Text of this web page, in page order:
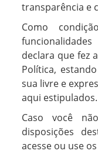
transparência e
Como
declara que fez
Política,
sua livre e
aqui estipulados.
Caso você
disposições
acesse ou use